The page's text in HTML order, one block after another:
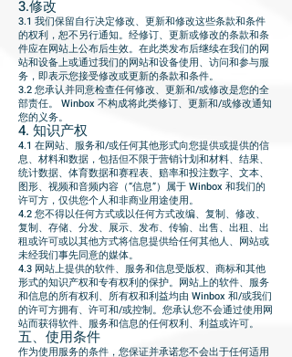
3.修改
3.1 我们保留自行决定修改、更新和修改这些条款和条件
的权利，恕不另行通知。经修订、更新或修改的条款和条
件应在网站上公布后生效。在此类发布后继续在我们的网
站和设备上或通过我们的网站和设备使用、访问和参与服
务，即表示您接受修改或更新的条款和条件。
3.2 您承认并同意检查任何修改、更新和/或修改是您的全
部责任。 Winbox 不构成将此类修订、更新和/或修改通知
您的义务。
4. 知识产权
4.1 在网站、服务和/或任何其他形式向您提供或提供的信
息、材料和数据，包括但不限于营销计划和材料、结果、
统计数据、体育数据和赛程表、赔率和投注数字、文本、
图形、视频和音频内容（“信息”）属于 Winbox 和我们的
许可方，仅供您个人和非商业用途使用。
4.2 您不得以任何方式或以任何方式改编、复制、修改、
复制、存储、分发、展示、发布、传输、出售、出租、出
租或许可或以其他方式将信息提供给任何其他人、网站或
未经我们事先同意的媒体。
4.3 网站上提供的软件、服务和信息受版权、商标和其他
形式的知识产权和专有权利的保护。网站上的软件、服务
和信息的所有权利、所有权和利益均由 Winbox 和/或我们
的许可方拥有、许可和/或控制。您承认您不会通过使用网
站而获得软件、服务和信息的任何权利、利益或许可。
五、使用条件
作为使用服务的条件，您保证并承诺您不会出于任何适用